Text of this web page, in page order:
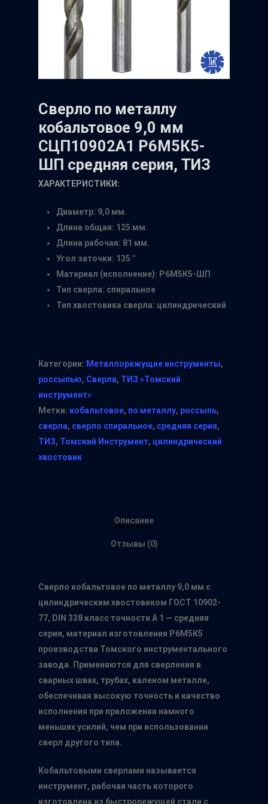
Сверло по металлу
кобальтовое 9,0 мм
СЦП10902А1 Р6М5К5-
ШП средняя серия, ТИЗ
ХАРАКТЕРИСТИКИ:
Диаметр: 9,0 мм.
Длина общая: 125 мм.
Длина рабочая: 81 мм.
Угол заточки: 135 °
Материал (исполнение): Р6М5К5-ШП
Тип сверла: спиральное
Тип хвостовика сверла: цилиндрический
Категории: Металлорежущие инструменты,
россыпью, Сверла, ТИЗ «Томский
инструмент»
Метки: кобальтовое, по металлу, россыпь,
сверла, сверло спиральное, средняя серия,
ТИЗ, Томский Инструмент, цилиндрический
хвостовик
Описание
Отзывы (0)
Сверло кобальтовое по металлу 9,0 мм с
цилиндрическим хвостовиком ГОСТ 10902-
77, DIN 338 класс точности А 1 — средняя
серия, материал изготовления Р6М5К5
производства Томского инструментального
завода. Применяются для сверления в
сварных швах, трубах, каленом металле,
обеспечивая высокую точность и качество
исполнения при приложении намного
меньших усилий, чем при использовании
сверл другого типа.
Кобальтовыми сверлами называется
инструмент, рабочая часть которого
изготовлена из быстрорежущей стали с